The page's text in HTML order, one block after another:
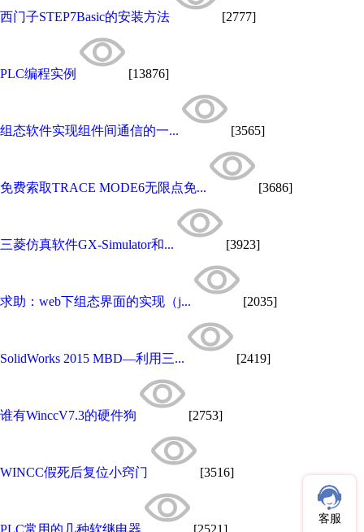
西门子STEP7Basic的安装方法 [2777]
PLC编程实例 [13876]
组态软件实现组件间通信的一... [3565]
免费索取TRACE MODE6无限点免... [3686]
三菱仿真软件GX-Simulator和... [3923]
求助：web下组态界面的实现（j... [2035]
SolidWorks 2015 MBD—利用三... [2419]
谁有WinccV7.3的硬件狗 [2753]
WINCC假死后复位小窍门 [3516]
PLC常用的几种软继电器 [2521]
客服